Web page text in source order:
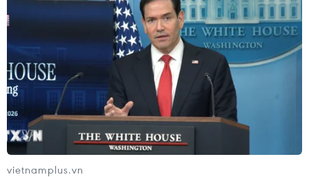
vietnamplus.vn